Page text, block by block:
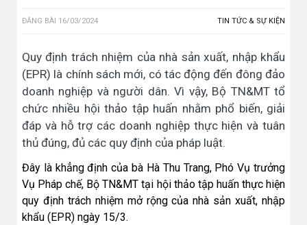
ĐĂNG BÀI 16/03/2024 TIN TỨC & SỰ KIỆN
Quy định trách nhiệm của nhà sản xuất, nhập khẩu
(EPR) là chính sách mới, có tác động đến đông đảo
doanh nghiệp và người dân. Vì vậy, Bộ TN&MT tổ
chức nhiều hội thảo tập huấn nhằm phổ biến, giải
đáp và hỗ trợ các doanh nghiệp thực hiện và tuân
thủ đúng, đủ các quy định của pháp luật.
Đây là khẳng định của bà Hà Thu Trang, Phó Vụ trưởng
Vụ Pháp chế, Bộ TN&MT tại hội thảo tập huấn thực hiện
quy định trách nhiệm mở rộng của nhà sản xuất, nhập
khẩu (EPR) ngày 15/3.